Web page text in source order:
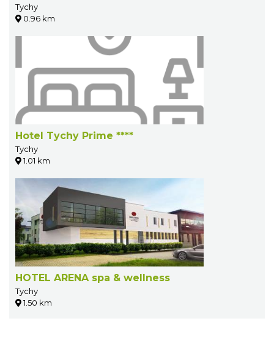
Tychy
0.96 km
Hotel Tychy Prime ****
Tychy
1.01 km
HOTEL ARENA spa & wellness
Tychy
1.50 km